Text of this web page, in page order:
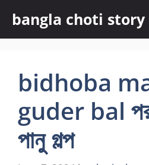
content
bangla choti story
bidhoba
guder bal
পানু গল্প